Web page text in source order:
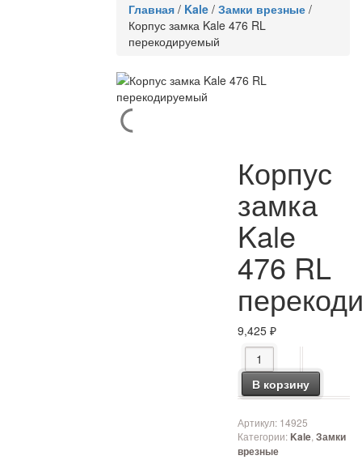
Главная / Kale / Замки врезные /
Корпус замка Kale 476 RL
перекодируемый
Корпус
замка
Kale
476 RL
9,425₽
Количество товара
В корзину
Артикул: 14925
Категории: Kale,Замки
врезные